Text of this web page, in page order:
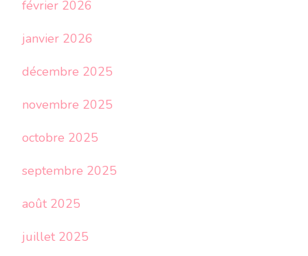
février 2026
janvier 2026
décembre 2025
novembre 2025
octobre 2025
septembre 2025
août 2025
juillet 2025